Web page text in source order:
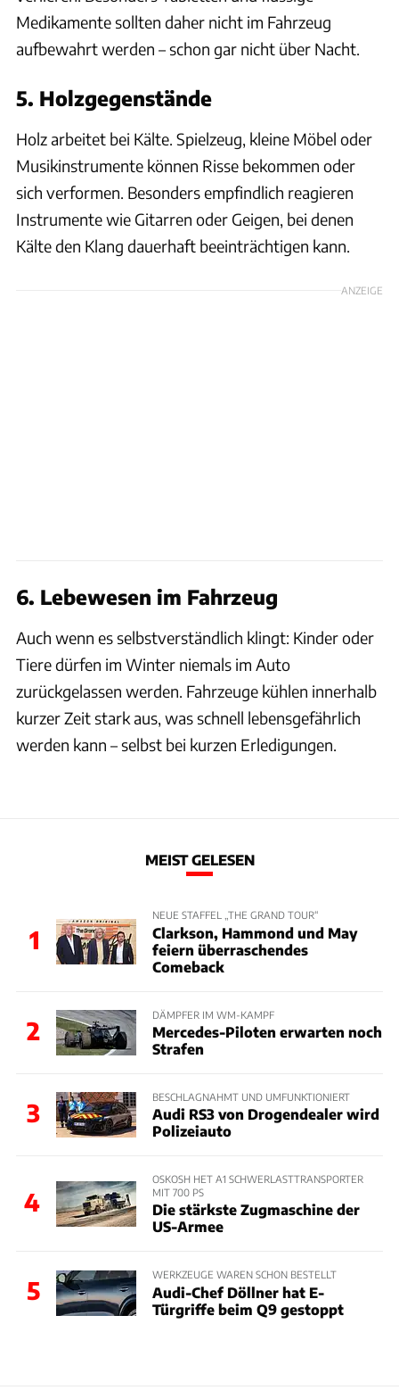
Medikamente sollten daher nicht im Fahrzeug
aufbewahrt werden – schon gar nicht über Nacht.
5. Holzgegenstände
Holz arbeitet bei Kälte. Spielzeug, kleine Möbel oder
Musikinstrumente können Risse bekommen oder
sich verformen. Besonders empfindlich reagieren
Instrumente wie Gitarren oder Geigen, bei denen
Kälte den Klang dauerhaft beeinträchtigen kann.
ANZEIGE
6. Lebewesen im Fahrzeug
Auch wenn es selbstverständlich klingt: Kinder oder
Tiere dürfen im Winter niemals im Auto
zurückgelassen werden. Fahrzeuge kühlen innerhalb
kurzer Zeit stark aus, was schnell lebensgefährlich
werden kann – selbst bei kurzen Erledigungen.
MEIST GELESEN
1
NEUE STAFFEL „THE GRAND TOUR“
Clarkson, Hammond und May
feiern überraschendes
Comeback
2
DÄMPFER IM WM-KAMPF
Mercedes-Piloten erwarten noch
Strafen
3
BESCHLAGNAHMT UND UMFUNKTIONIERT
Audi RS3 von Drogendealer wird
Polizeiauto
4
OSKOSH HET A1 SCHWERLASTTRANSPORTER
MIT 700 PS
Die stärkste Zugmaschine der
US-Armee
5
WERKZEUGE WAREN SCHON BESTELLT
Audi-Chef Döllner hat E-
Türgriffe beim Q9 gestoppt